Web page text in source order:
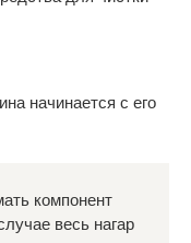
начинается с его
компонент
весь нагар